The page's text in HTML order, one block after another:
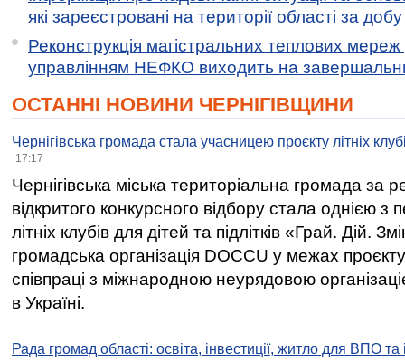
які зареєстровані на території області за добу
Реконструкція магістральних теплових мереж
управлінням НЕФКО виходить на
ОСТАННІ НОВИНИ ЧЕРНІГІВЩИНИ
Чернігівська громада стала учасницею проєкту літніх
17:17
Чернігівська міська територіальна громада за
відкритого конкурсного відбору стала однією
літніх клубів для дітей та підлітків «Грай. Дій.
громадська організація DOCCU у межах
співпраці з міжнародною неурядовою
в Україні.
Рада громад області: освіта, інвестиції, житло для ВПО